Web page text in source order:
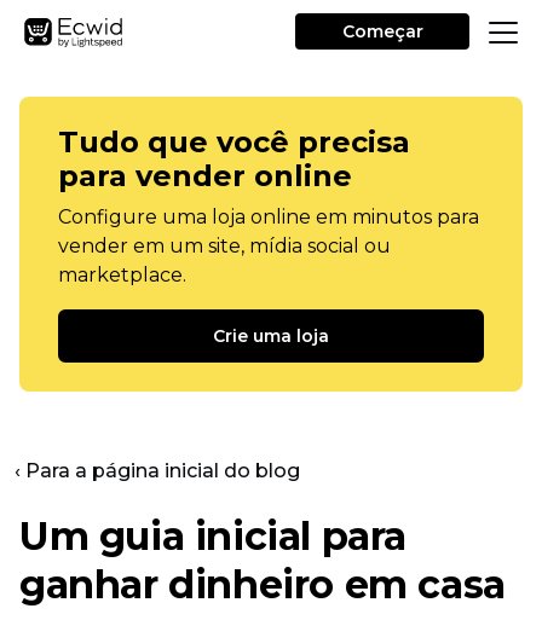
Começar
Tudo que você precisa
para vender online
Configure uma loja online em minutos para
vender em um site, mídia social ou
marketplace.
Crie uma loja
‹ Para a página inicial do blog
Um guia inicial para
ganhar dinheiro em casa